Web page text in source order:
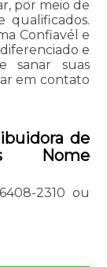
por meio de
qualificados.
Confiavél e
e
sanar suas
em contato
de
Nome
2310 ou